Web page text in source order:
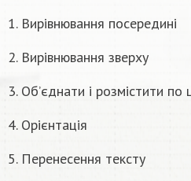
1. Вирівнювання посередині
2. Вирівнювання зверху
3. Обʼєднати і розмістити по
4. Орієнтація
5. Перенесення тексту